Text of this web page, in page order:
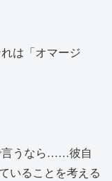
は「オマージ
言うなら……彼自
いることを考える